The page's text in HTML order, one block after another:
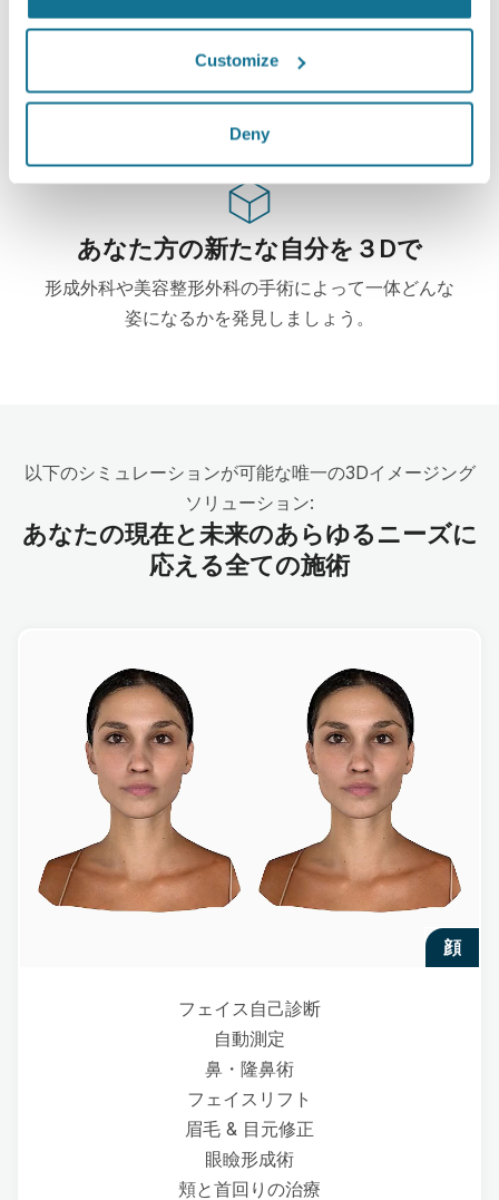
Customize
Deny
ハイテク
この形成・美容整形外科用ウェブベース3Dシミュレ
科の学会からもお勧めされています。
あなた方の新たな自分を３Dで
形成外科や美容整形外科の手術によって一体どんな
姿になるかを発見しましょう。
以下のシミュレーションが可能な唯一の3Dイメージング
ソリューション:
あなたの現在と未来のあらゆるニーズに
応える全ての施術
顔
フェイス自己診断
自動測定
鼻・隆鼻術
フェイスリフト
眉毛 & 目元修正
眼瞼形成術
頬と首回りの治療